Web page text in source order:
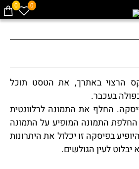
0 0
הרצוי באתרך, את הטסט תוכל
בעכבר.
החלף את התמונה לרלוונטית
החלפת התמונה המופיע על התמונה
בפיסקה זו יכלול את היתרונות
לעין הגולשים.